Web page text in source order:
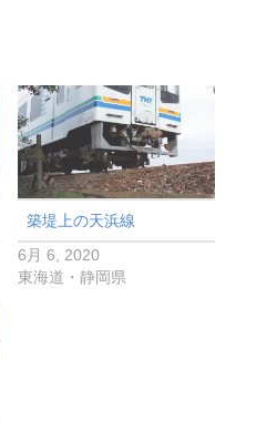
築堤上の天浜線
6月 6, 2020
東海道・静岡県